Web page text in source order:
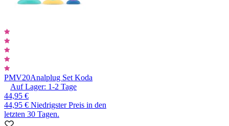
PMV20Analplug Set Koda
Auf Lager: 1-2 Tage
44,95 €
44,95 € Niedrigster Preis in den
letzten 30 Tagen.